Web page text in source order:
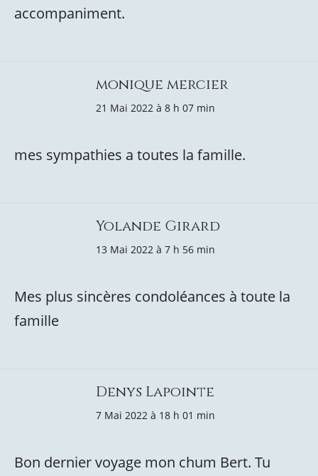
accompaniment.
monique mercier
21 Mai 2022 à 8 h 07 min
mes sympathies a toutes la famille.
Yolande Girard
13 Mai 2022 à 7 h 56 min
Mes plus sincères condoléances à toute la
famille
Denys Lapointe
7 Mai 2022 à 18 h 01 min
Bon dernier voyage mon chum Bert. Tu